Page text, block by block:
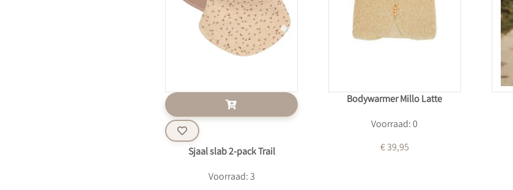
Sjaal slab 2-pack Trail
Voorraad: 3
Bodywarmer Millo Latte
Voorraad: 0
€ 39,95